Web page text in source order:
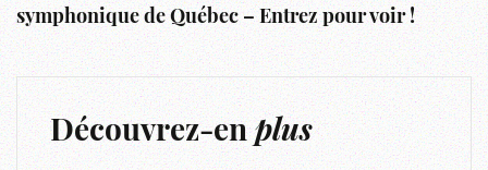
symphonique de Québec – Entrez pour voir !
Découvrez-enplus